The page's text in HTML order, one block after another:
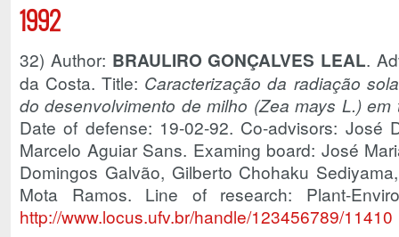
1992
32) Author: BRAULIRO GONÇALVES LEAL.
da Costa. Title: Caracterização da radiação
do desenvolvimento de milho (Zea mays L.)
Date of defense: 19-02-92. Co-advisors: José
Marcelo Aguiar Sans. Examing board: José
Domingos Galvão, Gilberto Chohaku
Mota Ramos. Line of research: Plant-
http://www.locus.ufv.br/handle/123456789/11410